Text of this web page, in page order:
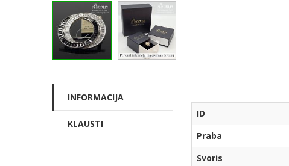
INFORMACIJA
KLAUSTI
ID
Praba
Svoris